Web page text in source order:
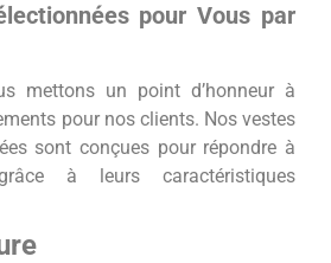
pour Vous par
mettons un point d’honneur à
pour nos clients. Nos vestes
sont conçues pour répondre à
à leurs caractéristiques